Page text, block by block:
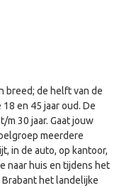
breed; de helft van de
en 45 jaar oud. De
30 jaar. Gaat jouw
meerdere
in de auto, op kantoor,
naar huis en tijdens het
het landelijke